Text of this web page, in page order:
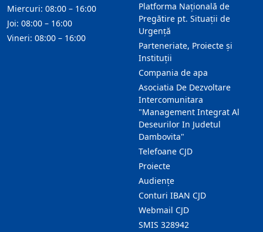
Platforma Națională de
Pregătire pt. Situații de
Urgență
Parteneriate, Proiecte și
Instituții
Compania de apa
Asociatia De Dezvoltare
Intercomunitara
"Management Integrat Al
Deseurilor In Judetul
Dambovita"
Telefoane CJD
Proiecte
Audienţe
Conturi IBAN CJD
Webmail CJD
SMIS 328942
Miercuri: 08:00 – 16:00
Joi: 08:00 – 16:00
Vineri: 08:00 – 16:00